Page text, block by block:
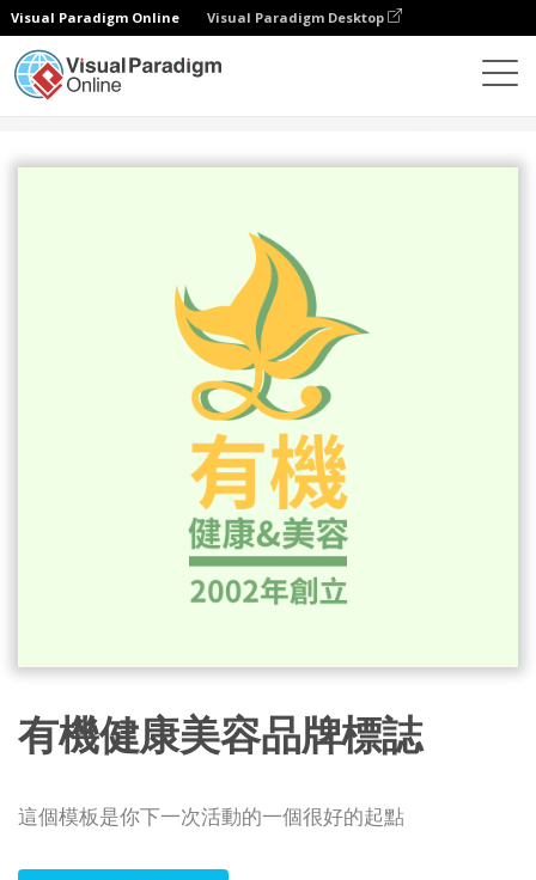
Visual Paradigm Online Visual Paradigm Desktop
有機健康美容品牌標誌
這個模板是你下一次活動的一個很好的起點